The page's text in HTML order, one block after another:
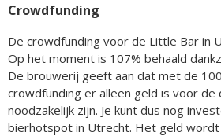
Crowdfunding
De crowdfunding voor de Little Bar in
Op het moment is 107% behaald
De brouwerij geeft aan dat met de
crowdfunding er alleen geld is voor de
noodzakelijk zijn. Je kunt dus nog
bierhotspot in Utrecht. Het geld